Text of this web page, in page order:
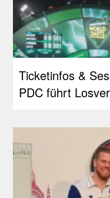
Ticketinfos &
PDC führt